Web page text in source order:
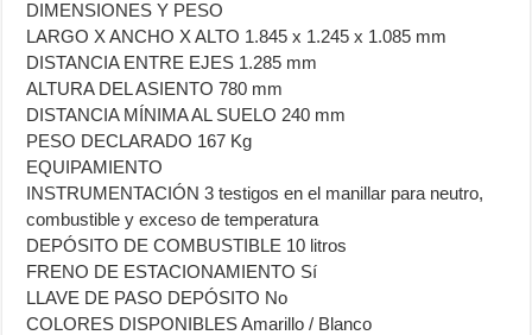
DIMENSIONES Y PESO
LARGO X ANCHO X ALTO 1.845 x 1.245 x 1.085 mm
DISTANCIA ENTRE EJES 1.285 mm
ALTURA DEL ASIENTO 780 mm
DISTANCIA MÍNIMA AL SUELO 240 mm
PESO DECLARADO 167 Kg
EQUIPAMIENTO
INSTRUMENTACIÓN 3 testigos en el manillar para neutro,
combustible y exceso de temperatura
DEPÓSITO DE COMBUSTIBLE 10 litros
FRENO DE ESTACIONAMIENTO Sí
LLAVE DE PASO DEPÓSITO No
COLORES DISPONIBLES Amarillo / Blanco